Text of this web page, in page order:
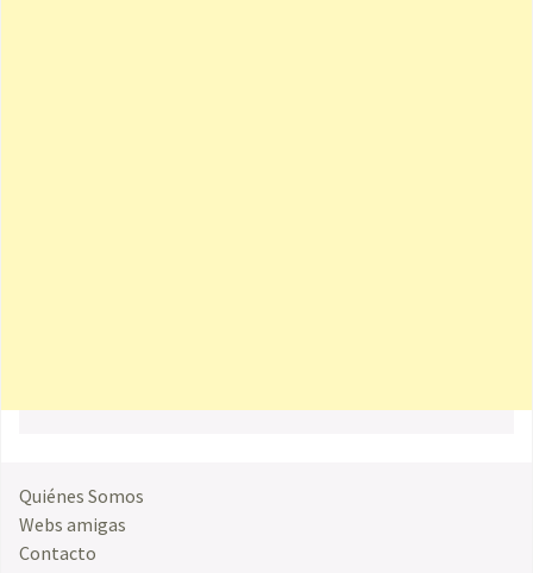
Quiénes Somos
Webs amigas
Contacto